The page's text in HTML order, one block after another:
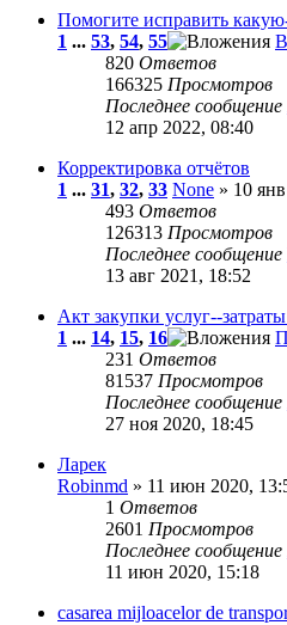
Помогите исправить
1 ... 53, 54, 55
820 Ответов
166325 Просмотров
Последнее сообщение
12 апр 2022, 08:40
Корректировка отчётов
1 ... 31, 32, 33 None » 10
493 Ответов
126313 Просмотров
Последнее сообщение
13 авг 2021, 18:52
Акт закупки услуг--
1 ... 14, 15, 16
231 Ответов
81537 Просмотров
Последнее сообщение
27 ноя 2020, 18:45
Ларек
Robinmd » 11 июн 2020,
1 Ответов
2601 Просмотров
Последнее сообщение
11 июн 2020, 15:18
casarea mijloacelor de